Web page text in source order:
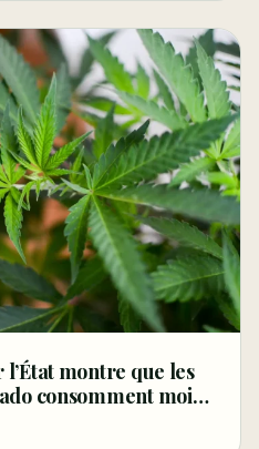
montre que les
consomment moins
qu’avant la